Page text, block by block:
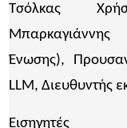
Τσόλκας
Ένωσης),
LLM, Διευθυντής
Εισηγητές